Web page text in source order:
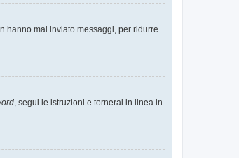
hanno mai inviato messaggi, per ridurre
, segui le istruzioni e tornerai in linea in